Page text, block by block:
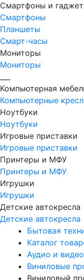
Смартфоны и
Смартфоны
Планшеты
Смарт-часы
Мониторы
Мониторы
Компьютерная
Компьютерные
Ноутбуки
Ноутбуки
Игровые приставки
Игровые приставки
Принтеры и МФУ
Принтеры и МФУ
Игрушки
Игрушки
Детские автокресла
Детские автокресла
Бытовая
Каталог
Аудио и
Виниловые